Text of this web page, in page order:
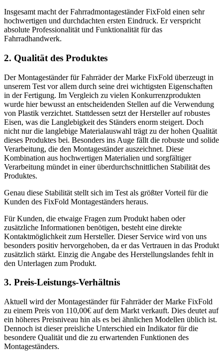
Insgesamt macht der Fahrradmontageständer FixFold einen sehr
hochwertigen und durchdachten ersten Eindruck. Er verspricht
absolute Professionalität und Funktionalität für das
Fahrradhandwerk.
2. Qualität des Produktes
Der Montageständer für Fahrräder der Marke FixFold überzeugt in
unserem Test vor allem durch seine drei wichtigsten Eigenschaften
in der Fertigung. Im Vergleich zu vielen Konkurrenzprodukten
wurde hier bewusst an entscheidenden Stellen auf die Verwendung
von Plastik verzichtet. Stattdessen setzt der Hersteller auf robustes
Eisen, was die Langlebigkeit des Ständers enorm steigert. Doch
nicht nur die langlebige Materialauswahl trägt zu der hohen Qualität
dieses Produktes bei. Besonders ins Auge fällt die robuste und solide
Verarbeitung, die den Montageständer auszeichnet. Diese
Kombination aus hochwertigen Materialien und sorgfältiger
Verarbeitung mündet in einer überdurchschnittlichen Stabilität des
Produktes.
Genau diese Stabilität stellt sich im Test als größter Vorteil für die
Kunden des FixFold Montageständers heraus.
Für Kunden, die etwaige Fragen zum Produkt haben oder
zusätzliche Informationen benötigen, besteht eine direkte
Kontaktmöglichkeit zum Hersteller. Dieser Service wird von uns
besonders positiv hervorgehoben, da er das Vertrauen in das Produkt
zusätzlich stärkt. Einzig die Angabe des Herstellungslandes fehlt in
den Unterlagen zum Produkt.
3. Preis-Leistungs-Verhältnis
Aktuell wird der Montageständer für Fahrräder der Marke FixFold
zu einem Preis von 110,00€ auf dem Markt verkauft. Dies deutet auf
ein höheres Preisniveau hin als es bei ähnlichen Modellen üblich ist.
Dennoch ist dieser preisliche Unterschied ein Indikator für die
besondere Qualität und die zu erwartenden Funktionen des
Montageständers.